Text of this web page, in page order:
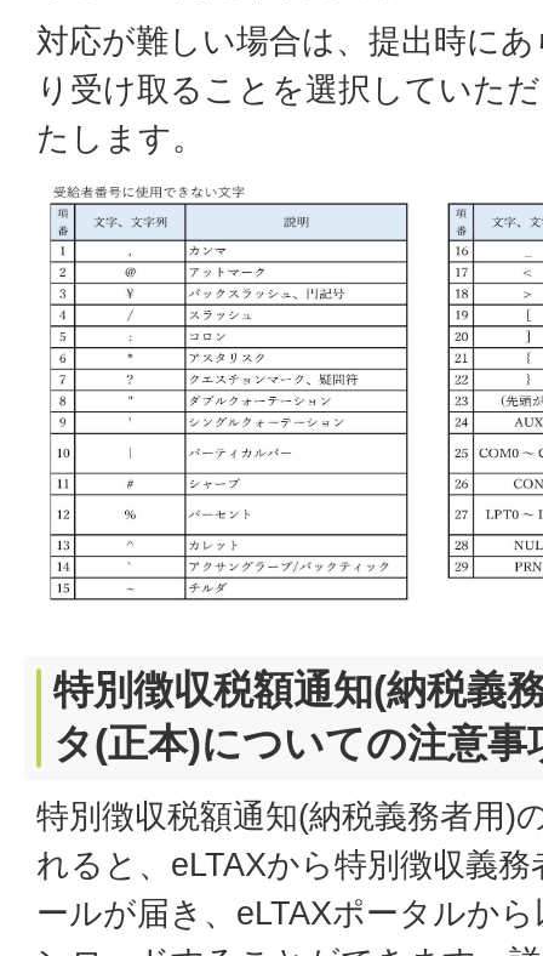
対応が難しい場合は、提出時に
り受け取ることを選択していた
たします。
特別徴収税額通知(納税義
タ(正本)についての注意事
特別徴収税額通知(納税義務者用)
れると、eLTAXから特別徴収義
ールが届き、eLTAXポータルか